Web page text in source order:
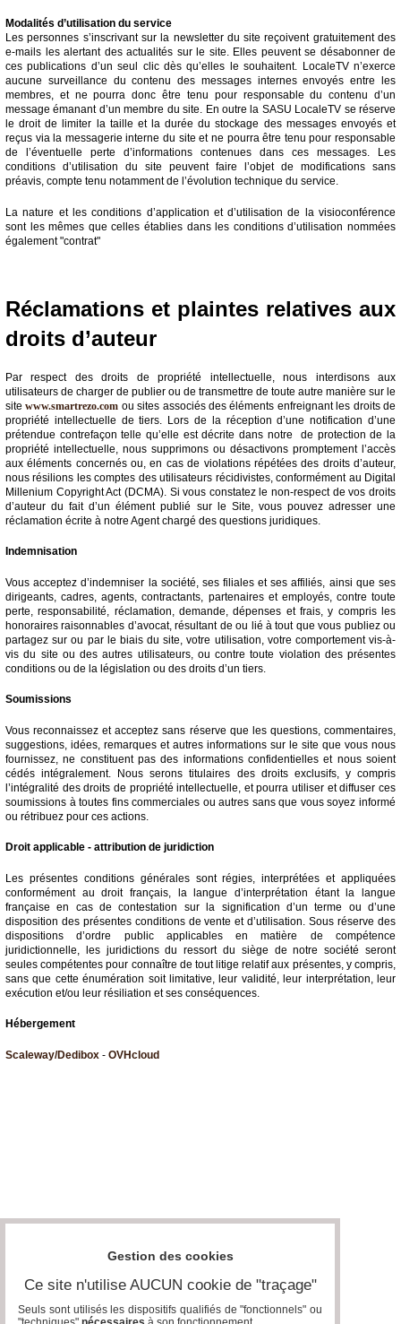
Modalités d’utilisation du service
Les personnes s’inscrivant sur la newsletter du site reçoivent gratuitement des
e-mails les alertant des actualités sur le site. Elles peuvent se désabonner de
ces publications d’un seul clic dès qu’elles le souhaitent. LocaleTV n’exerce
aucune surveillance du contenu des messages internes envoyés entre les
membres, et ne pourra donc être tenu pour responsable du contenu d’un
message émanant d’un membre du site. En outre la SASU LocaleTV se réserve
le droit de limiter la taille et la durée du stockage des messages envoyés et
reçus via la messagerie interne du site et ne pourra être tenu pour responsable
de l’éventuelle perte d’informations contenues dans ces messages. Les
conditions d’utilisation du site peuvent faire l’objet de modifications sans
préavis, compte tenu notamment de l’évolution technique du service.
La nature et les conditions d’application et d’utilisation de la visioconférence
sont les mêmes que celles établies dans les conditions d’utilisation nommées
également "contrat"
Réclamations et plaintes relatives aux
droits d’auteur
Par respect des droits de propriété intellectuelle, nous interdisons aux
utilisateurs de charger de publier ou de transmettre de toute autre manière sur le
sitewww.smartrezo.com ou sites associés des éléments enfreignant les droits de
propriété intellectuelle de tiers. Lors de la réception d’une notification d’une
prétendue contrefaçon telle qu’elle est décrite dans notre de protection de la
propriété intellectuelle, nous supprimons ou désactivons promptement l’accès
aux éléments concernés ou, en cas de violations répétées des droits d’auteur,
nous résilions les comptes des utilisateurs récidivistes, conformément au Digital
Millenium Copyright Act (DCMA). Si vous constatez le non-respect de vos droits
d’auteur du fait d’un élément publié sur le Site, vous pouvez adresser une
réclamation écrite à notre Agent chargé des questions juridiques.
Indemnisation
Vous acceptez d’indemniser la société, ses filiales et ses affiliés, ainsi que ses
dirigeants, cadres, agents, contractants, partenaires et employés, contre toute
perte, responsabilité, réclamation, demande, dépenses et frais, y compris les
honoraires raisonnables d’avocat, résultant de ou lié à tout que vous publiez ou
partagez sur ou par le biais du site, votre utilisation, votre comportement vis-à-
vis du site ou des autres utilisateurs, ou contre toute violation des présentes
conditions ou de la législation ou des droits d’un tiers.
Soumissions
Vous reconnaissez et acceptez sans réserve que les questions, commentaires,
suggestions, idées, remarques et autres informations sur le site que vous nous
fournissez, ne constituent pas des informations confidentielles et nous soient
cédés intégralement. Nous serons titulaires des droits exclusifs, y compris
l’intégralité des droits de propriété intellectuelle, et pourra utiliser et diffuser ces
soumissions à toutes fins commerciales ou autres sans que vous soyez informé
ou rétribuez pour ces actions.
Droit applicable - attribution de juridiction
Les présentes conditions générales sont régies, interprétées et appliquées
conformément au droit français, la langue d’interprétation étant la langue
française en cas de contestation sur la signification d’un terme ou d’une
disposition des présentes conditions de vente et d’utilisation. Sous réserve des
dispositions d’ordre public applicables en matière de compétence
juridictionnelle, les juridictions du ressort du siège de notre société seront
seules compétentes pour connaître de tout litige relatif aux présentes, y compris,
sans que cette énumération soit limitative, leur validité, leur interprétation, leur
exécution et/ou leur résiliation et ses conséquences.
Hébergement
Scaleway/Dedibox - OVHcloud
Gestion des cookies
Ce site n'utilise AUCUN cookie de "traçage"
Seuls sont utilisés les dispositifs qualifiés de "fonctionnels" ou